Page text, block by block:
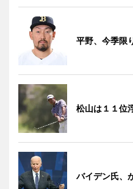
平野、今季限
松山は１１位
バイデン氏、